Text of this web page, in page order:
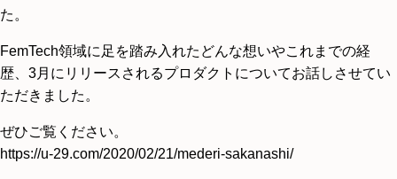
た。
FemTech領域に足を踏み入れたどんな想いやこれまでの経
歴、3月にリリースされるプロダクトについてお話しさせてい
ただきました。
ぜひご覧ください。
https://u-29.com/2020/02/21/mederi-sakanashi/